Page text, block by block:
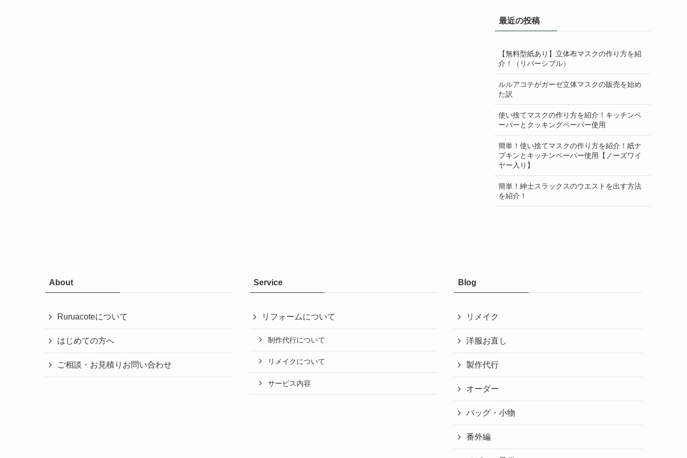
ブ最近の投稿
【無料型紙あり】立体布マスクの作り方を紹
介！（リバーシブル）
ルルアコテがガーゼ立体マスクの販売を始め
た訳
使い捨てマスクの作り方を紹介！キッチンペ
ーパーとクッキングペーパー使用
簡単！使い捨てマスクの作り方を紹介！紙ナ
プキンとキッチンペーパー使用【ノーズワイ
ヤー入り】
簡単！紳士スラックスのウエストを出す方法
を紹介！
About
Ruruacoteについて
はじめての方へ
ご相談・お見積りお問い合わせ
Service
リフォームについて
制作代行について
リメイクについて
サービス内容
Blog
リメイク
洋服お直し
製作代行
オーダー
バッグ・小物
番外編